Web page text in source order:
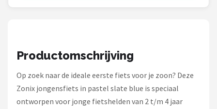
Voltano
Cortina
Alle merken →
Productomschrijving
Op zoek naar de ideale eerste fiets voor je zoon? Deze
Zonix jongensfiets in pastel slate blue is speciaal
ontworpen voor jonge fietshelden van 2 t/m 4 jaar